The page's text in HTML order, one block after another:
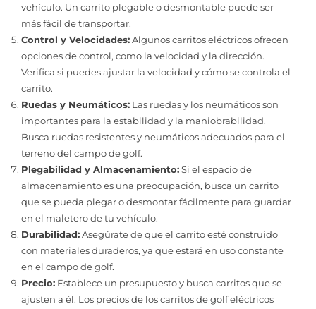
vehículo. Un carrito plegable o desmontable puede ser
más fácil de transportar.
Control y Velocidades:Algunos carritos eléctricos ofrecen
opciones de control, como la velocidad y la dirección.
Verifica si puedes ajustar la velocidad y cómo se controla el
carrito.
Ruedas y Neumáticos: Las ruedas y los neumáticos son
importantes para la estabilidad y la maniobrabilidad.
Busca ruedas resistentes y neumáticos adecuados para el
terreno del campo de golf.
Plegabilidad y Almacenamiento:Si el espacio de
almacenamiento es una preocupación, busca un carrito
que se pueda plegar o desmontar fácilmente para guardar
en el maletero de tu vehículo.
Durabilidad:Asegúrate de que el carrito esté construido
con materiales duraderos, ya que estará en uso constante
en el campo de golf.
Precio: Establece un presupuesto y busca carritos que se
ajusten a él. Los precios de los carritos de golf eléctricos